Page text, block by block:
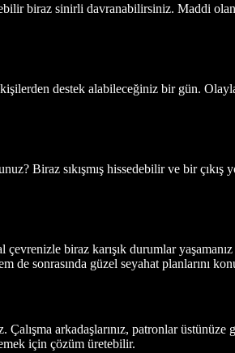
biraz sinirli davranabilirsiniz. Maddi
destek alabileceğiniz bir gün.
Biraz sıkışmış hissedebilir ve bir
biraz karışık durumlar
de sonrasında güzel seyahat planlarını
arkadaşlarınız, patronlar
için çözüm üretebilir.